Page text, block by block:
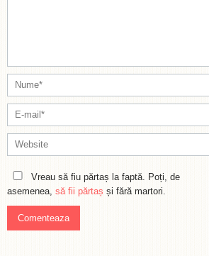
Vreau să fiu părtaș la faptă. Poți, de
asemenea, să fii părtaș și fără martori.